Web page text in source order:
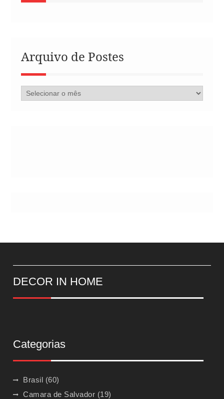
Arquivo de Postes
Arquivo
de
DECOR IN HOME
Categorias
Brasil (60)
Camara de Salvador (19)